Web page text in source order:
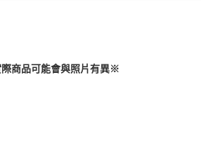
依約使用本公司帳單繳交帳款。
以下連結：
商品可能會與照片有異※